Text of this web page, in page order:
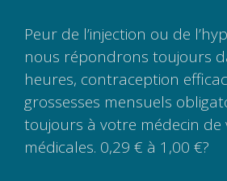
Peur de l’injection ou de
nous répondrons toujours
heures, contraception
grossesses mensuels
toujours à votre médecin de
médicales. 0,29 € à 1,00 €?